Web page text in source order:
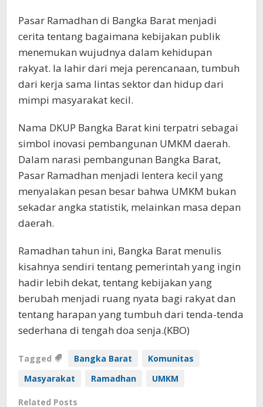
Pasar Ramadhan di Bangka Barat menjadi
cerita tentang bagaimana kebijakan publik
menemukan wujudnya dalam kehidupan
rakyat. Ia lahir dari meja perencanaan, tumbuh
dari kerja sama lintas sektor dan hidup dari
mimpi masyarakat kecil.
Nama DKUP Bangka Barat kini terpatri sebagai
simbol inovasi pembangunan UMKM daerah.
Dalam narasi pembangunan Bangka Barat,
Pasar Ramadhan menjadi lentera kecil yang
menyalakan pesan besar bahwa UMKM bukan
sekadar angka statistik, melainkan masa depan
daerah.
Ramadhan tahun ini, Bangka Barat menulis
kisahnya sendiri tentang pemerintah yang ingin
hadir lebih dekat, tentang kebijakan yang
berubah menjadi ruang nyata bagi rakyat dan
tentang harapan yang tumbuh dari tenda-tenda
sederhana di tengah doa senja.(KBO)
Tagged Bangka Barat
Komunitas
Masyarakat
Ramadhan UMKM
Related Posts